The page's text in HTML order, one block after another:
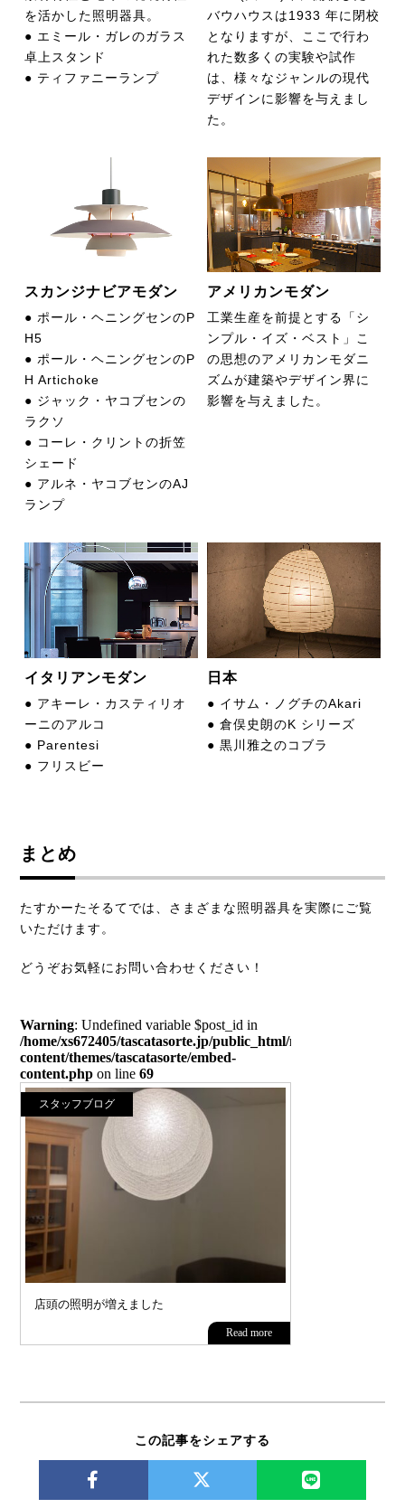
を活かした照明器具。
● エミール・ガレのガラス
卓上スタンド
● ティファニーランプ
バウハウスは1933 年に閉校
となりますが、ここで行わ
れた数多くの実験や試作
は、様々なジャンルの現代
デザインに影響を与えまし
た。
スカンジナビアモダン
● ポール・ヘニングセンのP
H5
● ポール・ヘニングセンのP
H Artichoke
● ジャック・ヤコブセンの
ラクソ
● コーレ・クリントの折笠
シェード
● アルネ・ヤコブセンのAJ
ランプ
アメリカンモダン
工業生産を前提とする「シ
ンプル・イズ・ベスト」こ
の思想のアメリカンモダニ
ズムが建築やデザイン界に
影響を与えました。
イタリアンモダン
● アキーレ・カスティリオ
ーニのアルコ
● Parentesi
● フリスビー
日本
● イサム・ノグチのAkari
● 倉俣史朗のK シリーズ
● 黒川雅之のコブラ
まとめ
たすかーたそるてでは、さまざまな照明器具を実際にご覧
いただけます。
どうぞお気軽にお問い合わせください！
この記事をシェアする